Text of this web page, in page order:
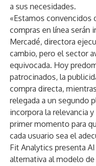
a sus necesidades.
«Estamos convencidos
compras en línea serán
Mercadé, directora
cambio, pero el sector
equivocada. Hoy
patrocinados, la
compra directa,
relegada a un segundo
incorpora la relevancia
primer momento para
cada usuario sea el
Fit Analytics presenta
alternativa al modelo